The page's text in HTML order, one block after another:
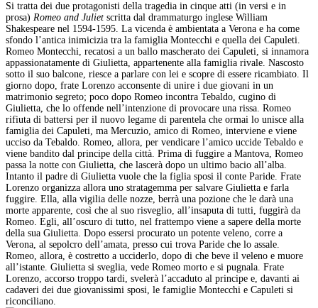
Si tratta dei due protagonisti della tragedia in cinque atti (in versi e in
prosa) Romeo and Juliet scritta dal drammaturgo inglese William
Shakespeare nel 1594-1595. La vicenda è ambientata a Verona e ha come
sfondo l’antica inimicizia tra la famiglia Montecchi e quella dei Capuleti.
Romeo Montecchi, recatosi a un ballo mascherato dei Capuleti, si innamora
appassionatamente di Giulietta, appartenente alla famiglia rivale. Nascosto
sotto il suo balcone, riesce a parlare con lei e scopre di essere ricambiato. Il
giorno dopo, frate Lorenzo acconsente di unire i due giovani in un
matrimonio segreto; poco dopo Romeo incontra Tebaldo, cugino di
Giulietta, che lo offende nell’intenzione di provocare una rissa. Romeo
rifiuta di battersi per il nuovo legame di parentela che ormai lo unisce alla
famiglia dei Capuleti, ma Mercuzio, amico di Romeo, interviene e viene
ucciso da Tebaldo. Romeo, allora, per vendicare l’amico uccide Tebaldo e
viene bandito dal principe della città. Prima di fuggire a Mantova, Romeo
passa la notte con Giulietta, che lascerà dopo un ultimo bacio all’alba.
Intanto il padre di Giulietta vuole che la figlia sposi il conte Paride. Frate
Lorenzo organizza allora uno stratagemma per salvare Giulietta e farla
fuggire. Ella, alla vigilia delle nozze, berrà una pozione che le darà una
morte apparente, così che al suo risveglio, all’insaputa di tutti, fuggirà da
Romeo. Egli, all’oscuro di tutto, nel frattempo viene a sapere della morte
della sua Giulietta. Dopo essersi procurato un potente veleno, corre a
Verona, al sepolcro dell’amata, presso cui trova Paride che lo assale.
Romeo, allora, è costretto a ucciderlo, dopo di che beve il veleno e muore
all’istante. Giulietta si sveglia, vede Romeo morto e si pugnala. Frate
Lorenzo, accorso troppo tardi, svelerà l’accaduto al principe e, davanti ai
cadaveri dei due giovanissimi sposi, le famiglie Montecchi e Capuleti si
riconciliano.